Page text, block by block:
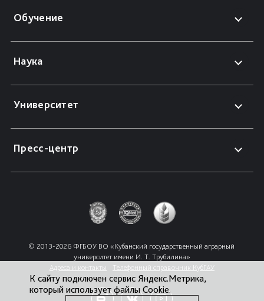
Обучение
Наука
Университет
Пресс-центр
© 2013-2026 ФГБОУ ВО «Кубанский государственный аграрный
университет имени И. Т. Трубилина»
Адреса и контакты
Телефонный справочник КубГАУ
К сайту подключен сервис Яндекс.Метрика,
который использует файлы Cookie.